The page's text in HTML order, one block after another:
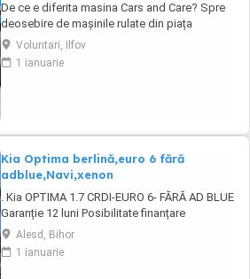
De ce e diferita masina Cars and Care? Spre
deosebire de mașinile rulate din piața
obișnuită, aceasta vine direct din flota proprie
a Business Lease — parte a grupului
internațional Autobinck, cu peste 10 ani de
Voluntari, Ilfov
1 ianuarie
Kia Optima berlină,euro 6 fără
adblue,Navi,xenon
. Kia OPTIMA 1.7 CRDI-EURO 6- FĂRĂ AD BLUE
Garanție 12 luni Posibilitate finanțare
persoane fizice juridice PREȚ:11.950 (ușor
negociabil) ...
Alesd, Bihor
1 ianuarie